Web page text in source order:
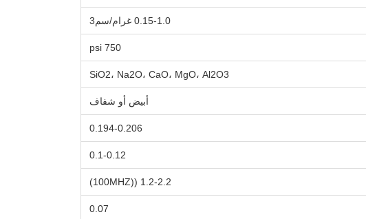
0.15-1.0 غرام/سم3
750 psi
SiO2، Na2O، CaO، MgO، Al2O3
أبيض أو شفاف
0.194-0.206
0.1-0.12
1.2-2.2 ((100MHZ)
0.07